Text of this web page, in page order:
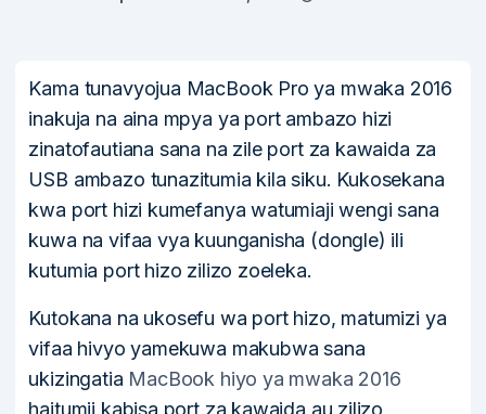
Kama tunavyojua MacBook Pro ya mwaka 2016
inakuja na aina mpya ya port ambazo hizi
zinatofautiana sana na zile port za kawaida za
USB ambazo tunazitumia kila siku. Kukosekana
kwa port hizi kumefanya watumiaji wengi sana
kuwa na vifaa vya kuunganisha (dongle) ili
kutumia port hizo zilizo zoeleka.
Kutokana na ukosefu wa port hizo, matumizi ya
vifaa hivyo yamekuwa makubwa sana
ukizingatia MacBook hiyo ya mwaka 2016